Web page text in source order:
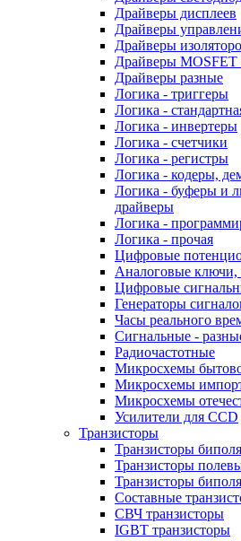
Драйверы дисплеев
Драйверы
Драйверы
Драйверы
Драйверы разные
Логика - триггеры
Логика -
Логика - инвертеры
Логика - счетчики
Логика - регистры
Логика - кодеры,
Логика - буферы и
драйверы
Логика -
Логика - прочая
Цифровые
Аналоговые ключи,
Цифровые
Генераторы
Часы реального
Сигнальные -
Радиочастотные
Микросхемы
Микросхемы
Микросхемы
Усилители для CCD
Транзисторы
Транзисторы
Транзисторы
Транзисторы
Составные
СВЧ транзисторы
IGBT транзисторы